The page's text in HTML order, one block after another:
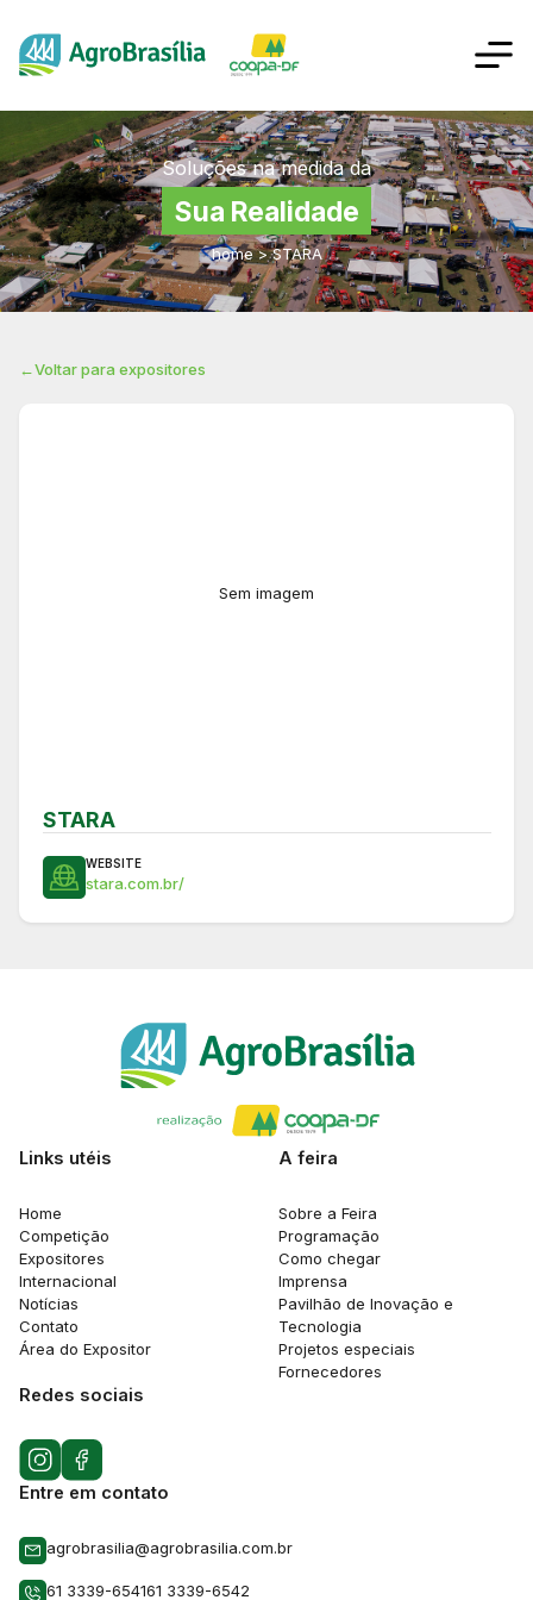
Soluções na medida da
Sua Realidade
home > STARA
←Voltar para expositores
Sem imagem
STARA
WEBSITE
stara.com.br/
Links utéis
Home
Competição
Expositores
Internacional
Notícias
Contato
Área do Expositor
A feira
Sobre a Feira
Programação
Como chegar
Imprensa
Pavilhão de Inovação e
Tecnologia
Projetos especiais
Fornecedores
Redes sociais
Entre em contato
agrobrasilia@agrobrasilia.com.br
61 3339-654161 3339-6542